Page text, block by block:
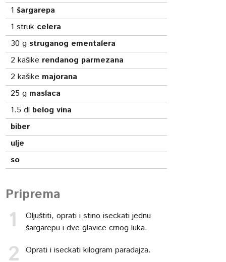
1 šargarepa
1 struk celera
30 gstruganog ementalera
2 kašike rendanog parmezana
2 kašike majorana
25 g maslaca
1.5 dl belog vina
biber
ulje
so
Priprema
Oljuštiti, oprati i stino iseckati jednu
šargarepu i dve glavice crnog luka.
Oprati i iseckati kilogram paradajza.